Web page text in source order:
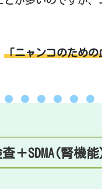
「ニャンコのため
＋SDMA(腎機能